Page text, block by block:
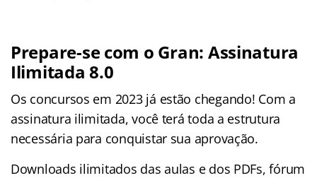
Prepare-se com o Gran: Assinatura
Ilimitada 8.0
Os concursos em 2023 já estão chegando! Com a
assinatura ilimitada, você terá toda a estrutura
necessária para conquistar sua aprovação.
Downloads ilimitados das aulas e dos PDFs, fórum